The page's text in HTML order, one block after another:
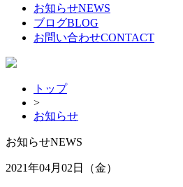
お知らせNEWS
ブログBLOG
お問い合わせCONTACT
トップ
>
お知らせ
お知らせNEWS
2021年04月02日（金）